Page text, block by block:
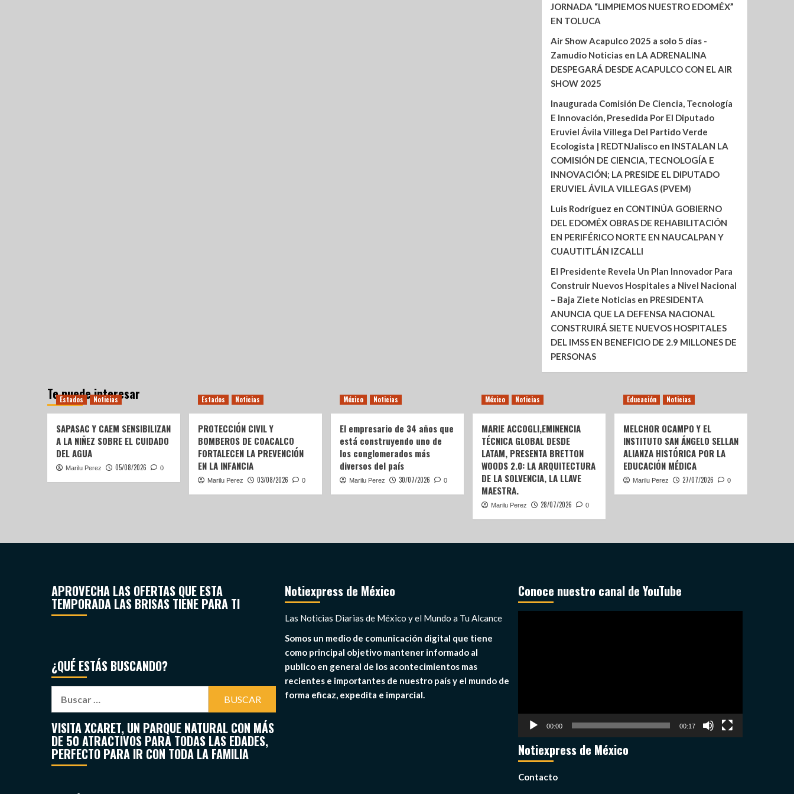
JORNADA “LIMPIEMOS NUESTRO EDOMÉX”
EN TOLUCA
Air Show Acapulco 2025 a solo 5 días -
Zamudio Noticiasen LA ADRENALINA
DESPEGARÁ DESDE ACAPULCO CON EL AIR
SHOW 2025
Inaugurada Comisión De Ciencia, Tecnología
E Innovación, Presedida Por El Diputado
Eruviel Ávila Villega Del Partido Verde
Ecologista | REDTNJaliscoen INSTALAN LA
COMISIÓN DE CIENCIA, TECNOLOGÍA E
INNOVACIÓN; LA PRESIDE EL DIPUTADO
ERUVIEL ÁVILA VILLEGAS (PVEM)
Luis Rodríguez en CONTINÚA GOBIERNO
DEL EDOMÉX OBRAS DE REHABILITACIÓN
EN PERIFÉRICO NORTE EN NAUCALPAN Y
CUAUTITLÁN IZCALLI
El Presidente Revela Un Plan Innovador Para
Construir Nuevos Hospitales a Nivel Nacional
– Baja Ziete Noticiasen PRESIDENTA
ANUNCIA QUE LA DEFENSA NACIONAL
CONSTRUIRÁ SIETE NUEVOS HOSPITALES
DEL IMSS EN BENEFICIO DE 2.9 MILLONES DE
PERSONAS
Te puede interesar
Estados Noticias
SAPASAC Y CAEM SENSIBILIZAN
A LA NIÑEZ SOBRE EL CUIDADO
DEL AGUA
Marilu Perez 05/08/2026 0
Estados Noticias
PROTECCIÓN CIVIL Y
BOMBEROS DE COACALCO
FORTALECEN LA PREVENCIÓN
EN LA INFANCIA
Marilu Perez 03/08/2026 0
México Noticias
El empresario de 34 años que
está construyendo uno de
los conglomerados más
diversos del país
Marilu Perez 30/07/2026 0
México Noticias
MARIE ACCOGLI,EMINENCIA
TÉCNICA GLOBAL DESDE
LATAM, PRESENTA BRETTON
WOODS 2.0: LA ARQUITECTURA
DE LA SOLVENCIA, LA LLAVE
MAESTRA.
Marilu Perez 28/07/2026 0
Educación Noticias
MELCHOR OCAMPO Y EL
INSTITUTO SAN ÁNGELO SELLAN
ALIANZA HISTÓRICA POR LA
EDUCACIÓN MÉDICA
Marilu Perez 27/07/2026 0
APROVECHA LAS OFERTAS QUE ESTA
TEMPORADA LAS BRISAS TIENE PARA TI
¿QUÉ ESTÁS BUSCANDO?
VISITA XCARET, UN PARQUE NATURAL CON MÁS
DE 50 ATRACTIVOS PARA TODAS LAS EDADES,
PERFECTO PARA IR CON TODA LA FAMILIA
Notiexpress de México
Las Noticias Diarias de México y el Mundo a Tu Alcance
Somos un medio de comunicación digital que tiene
como principal objetivo mantener informado al
publico en general de los acontecimientos mas
recientes e importantes de nuestro país y el mundo de
forma eficaz, expedita e imparcial.
Conoce nuestro canal de YouTube
00:00 00:17
Notiexpress de México
Contacto